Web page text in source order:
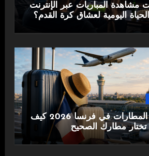
مشاهدة المباريات عبر الإنترنت
اليومية لعشاق كرة القدم؟
دليل أكواد المطارات في فرنسا 2026 كيف
تختار مطارك الصحيح